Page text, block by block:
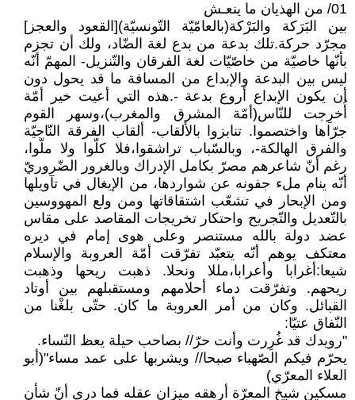
01/ من الهذيان ما ينعـش
بين البَرَكة والبَرْكة(بالعامّيّة التّونسيّة)[القعود والعجز]
مجرّد حركة.تلك بدعة من بدع لغة الضّاد، ولك أن تجزم
بأنّها خاصيّة من خاصّيّات لغة الفرقان والتّنزيل- المهمّ أنّه
ليس بين البدعة والإبداع من المسافة ما قد يحول دون
أن يكون الإبداع أروع بدعة -.هذه التي أعيت خير أمّة
أُخرِجت للنّاس(أمّة المشرق والمغرب)،وسهر القوم
جرّاها واختصموا. تنابزوا بالألقاب- ألقاب الفرقة النّاجيّة
والفرق الهالكة-، وبالسّباب تراشقوا،فلا كلّوا ولا ملّوا،
رغم أنّ شاعرهم مصرّ بكامل الإدراك وبالغرور الضّروريّ
أنّه ينام ملء جفونه عن شواردها، من الإيغال في تآويلها
ومن الإبحار في تشعّب اشتقاقاتها ومن ولع المهووسين
بالتّعديل والتّجريح واحتكار تخريجات المقاصد على مقاس
عضد دولة بالله مستنصر وعلى هوى إمام في ديره
معتكف يوهم أنّه يتعبّد تفرّقت أمّة العروبة والإسلام
شيعا:أغرابا وأعرابا،مللا ونحلا. ذهبت ريحها وذهبت
ريحهم. وتفرّقت دماء أحلامهم ومستقبلهم بين أوتاد
القبائل. وكان من أمر العروبة ما كان. حتّى بلغْنا من
النّفاق عتيّا:
"رويدك قد غُرِرت وأنت حرّ// بصاحب حيلة يعظ النّساء.
يحرّم فيكم الصّهباء صبحا// ويشربها على عمد مساء"(أبو
العلاء المعرّي)
مسكين شيخ المعرّة أرهقه ميزان عقله فما درى أنّ شأن